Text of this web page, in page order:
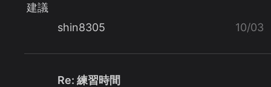
建議
shin8305 10/03
Re: 練習時間